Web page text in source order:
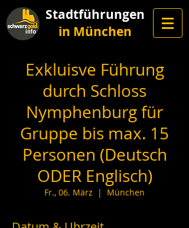
Stadtführungen
in München
Exkluisve Führung
durch Schloss
Nymphenburg für
Gruppe bis max. 15
Personen (Deutsch
ODER Englisch)
Fr., 06. März
  |
München